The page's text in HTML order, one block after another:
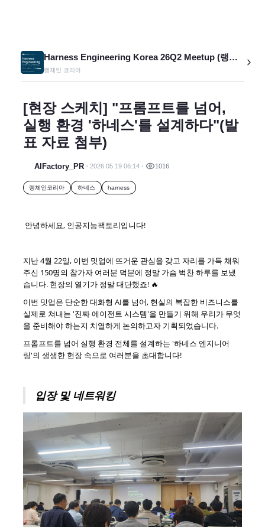
Harness Engineering Korea 26Q2 Meetup (랭체인코리아 밋업 2026Q2)
랭체인 코리아
[현장 스케치] "프롬프트를 넘어,
실행 환경 '하네스'를 설계하다"(발
표 자료 첨부)
AIFactory_PR 2026.05.19 06:14 1016
랭체인코리아 하네스 harness
안녕하세요, 인공지능팩토리입니다!
지난 4월 22일, 이번 밋업에 뜨거운 관심을 갖고 자리를 가득 채워
주신 150명의 참가자 여러분 덕분에 정말 가슴 벅찬 하루를 보냈
습니다. 현장의 열기가 정말 대단했죠! 🔥
이번 밋업은 단순한 대화형 AI를 넘어, 현실의 복잡한 비즈니스를
실제로 쳐내는 '진짜 에이전트 시스템'을 만들기 위해 우리가 무엇
을 준비해야 하는지 치열하게 논의하고자 기획되었습니다.
프롬프트를 넘어 실행 환경 전체를 설계하는 '하네스 엔지니어
링'의 생생한 현장 속으로 여러분을 초대합니다!
입장 및 네트워킹